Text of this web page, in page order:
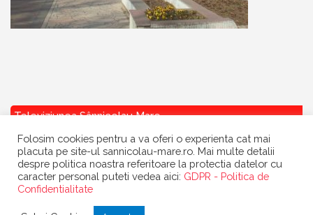
Televiziunea Sânnicolau Mare
Primaria Sannicolau Mare
Folosim cookies pentru a va oferi o experienta cat mai
placuta pe site-ul sannicolau-mare.ro. Mai multe detalii
despre politica noastra referitoare la protectia datelor cu
caracter personal puteti vedea aici: GDPR - Politica de
Confidentialitate